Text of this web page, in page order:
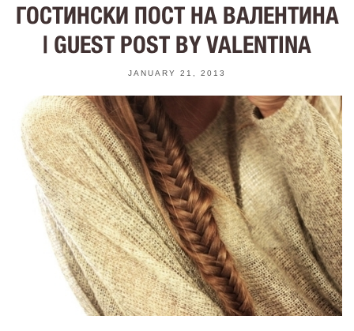
ГОСТИНСКИ ПОСТ НА ВАЛЕНТИНА
| GUEST POST BY VALENTINA
JANUARY 21, 2013